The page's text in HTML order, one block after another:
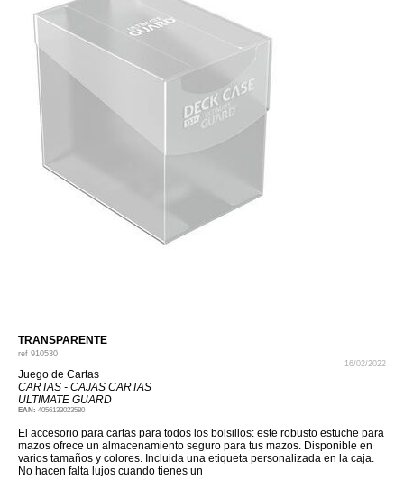
TRANSPARENTE
ref 910530
16/02/2022
Juego de Cartas
CARTAS - CAJAS CARTAS
ULTIMATE GUARD
EAN: 4056133023580
El accesorio para cartas para todos los bolsillos: este robusto estuche para
mazos ofrece un almacenamiento seguro para tus mazos. Disponible en
varios tamaños y colores. Incluida una etiqueta personalizada en la caja.
No hacen falta lujos cuando tienes un